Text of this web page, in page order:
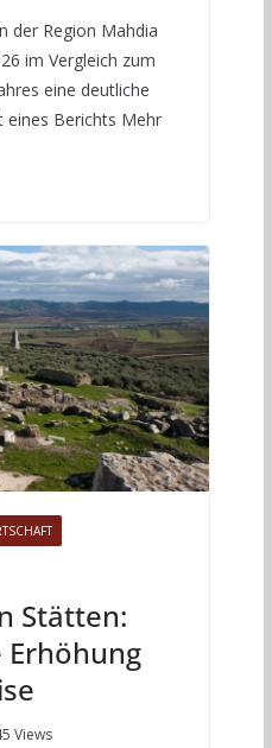
der Region Mahdia
im Vergleich zum
eine deutliche
eines Berichts Mehr
Stätten:
Views